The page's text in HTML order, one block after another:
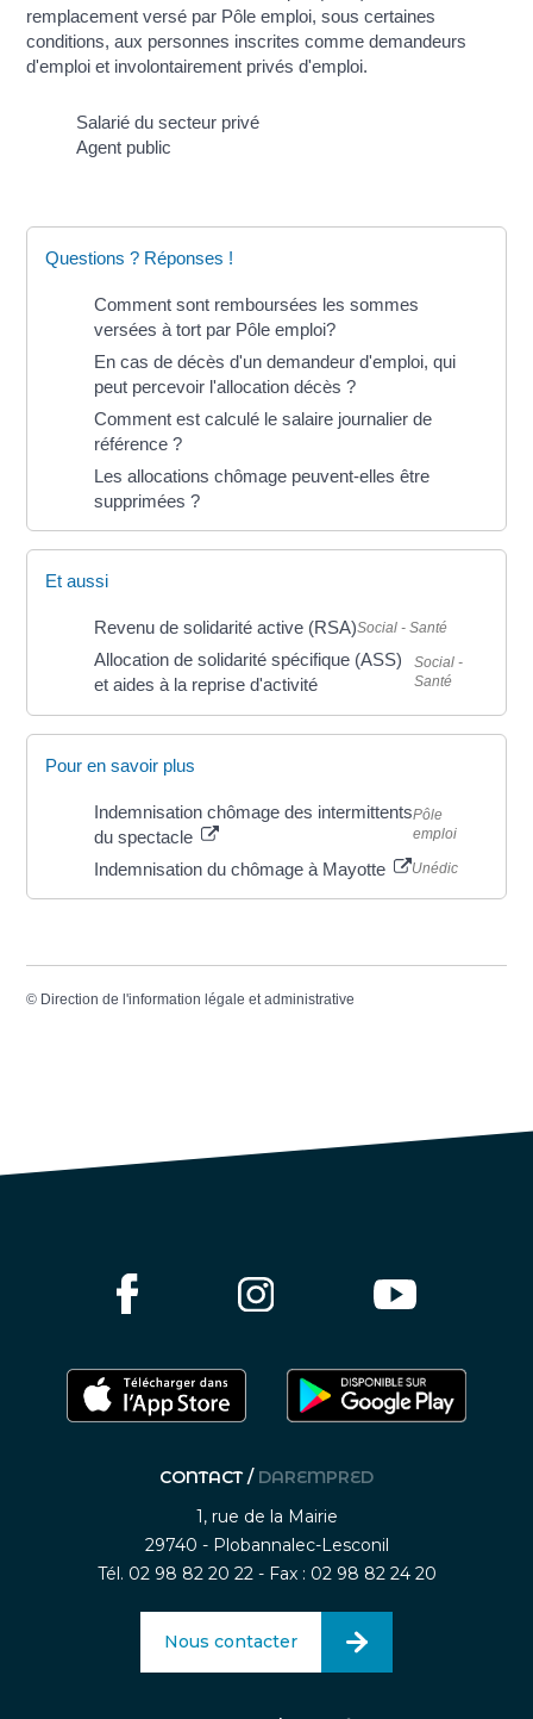
remplacement versé par Pôle emploi, sous certaines
conditions, aux personnes inscrites comme demandeurs
d'emploi et involontairement privés d'emploi.
Salarié du secteur privé
Agent public
Questions ? Réponses !
Comment sont remboursées les sommes
versées à tort par Pôle emploi?
En cas de décès d'un demandeur d'emploi, qui
peut percevoir l'allocation décès ?
Comment est calculé le salaire journalier de
référence ?
Les allocations chômage peuvent-elles être
supprimées ?
Et aussi
Revenu de solidarité active (RSA)Social - Santé
Allocation de solidarité spécifique (ASS)
et aides à la reprise d'activité
Social -
Santé
Pour en savoir plus
Indemnisation chômage des intermittents
du spectacle
Pôle
emploi
Indemnisation du chômage à Mayotte Unédic
© Direction de l'information légale et administrative
CONTACT / DAREMPRED
1, rue de la Mairie
29740 - Plobannalec-Lesconil
Tél. 02 98 82 20 22 - Fax : 02 98 82 24 20
Nous contacter